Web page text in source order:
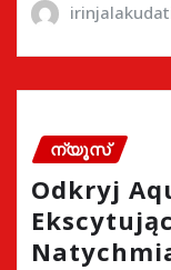
ന്യൂസ്
Odkryj